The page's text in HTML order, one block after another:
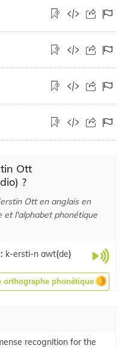
Ott
?
Ott en anglais en
et l'alphabet phonétique
k-ersti-n awt(de)
orthographe phonétique
recognition for the